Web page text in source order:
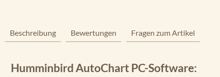
Beschreibung Bewertungen Fragen zum Artikel
Humminbird AutoChart PC-Software: